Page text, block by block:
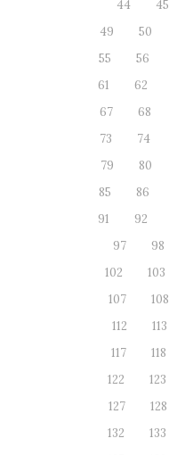
44 45
49
50
55
56
61
62
67
68
73
74
79
80
85
86
91
92
97
98
102
103
107
108
112
113
117
118
122
123
127
128
132
133